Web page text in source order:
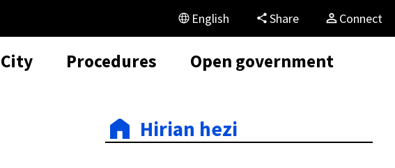
English Share Connect
City Procedures Open government
Hirian hezi